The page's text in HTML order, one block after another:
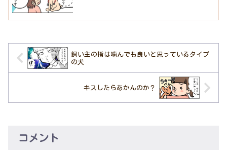
飼い主の指は噛んでも良いと思っているタイプ
の犬
キスしたらあかんのか？
コメント